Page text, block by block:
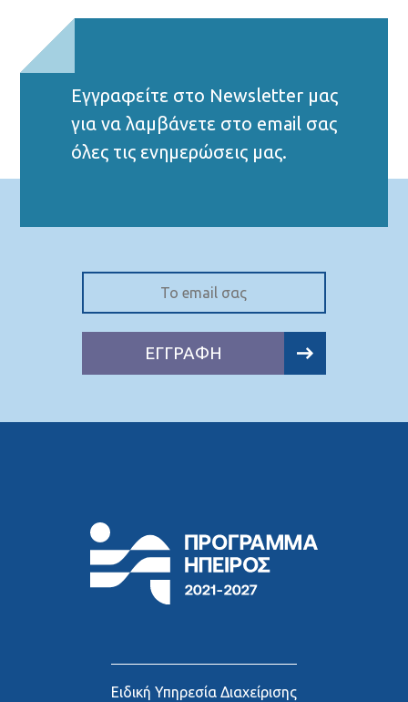
Εγγραφείτε στο Νewsletter μας
για να λαμβάνετε στο email σας
όλες τις ενημερώσεις μας.
ΕΓΓΡΑΦΗ
Ειδική Υπηρεσία Διαχείρισης